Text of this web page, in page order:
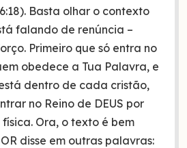
Basta olhar o contexto
falando de renúncia –
Primeiro que só entra no
obedece a Tua Palavra, e
dentro de cada cristão,
no Reino de DEUS por
Ora, o texto é bem
disse em outras palavras: